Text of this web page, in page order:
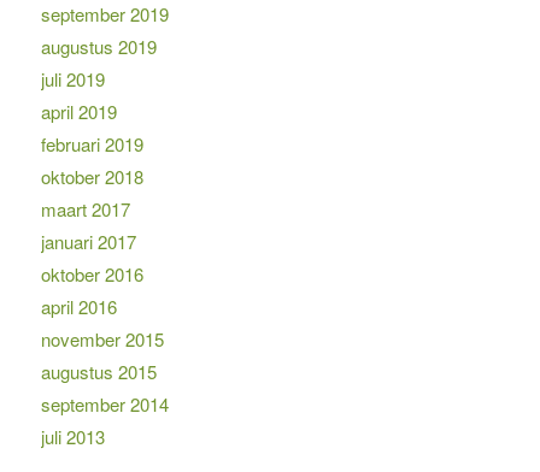
september 2019
augustus 2019
juli 2019
april 2019
februari 2019
oktober 2018
maart 2017
januari 2017
oktober 2016
april 2016
november 2015
augustus 2015
september 2014
juli 2013